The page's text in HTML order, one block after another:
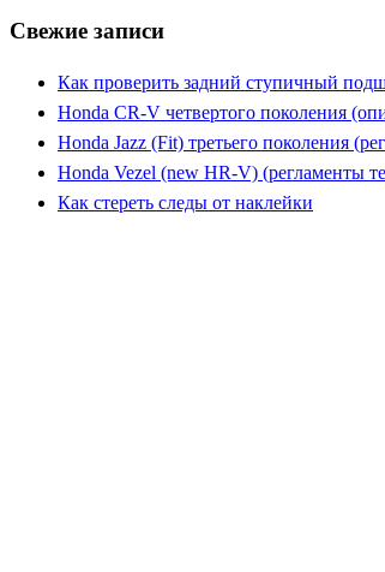
Свежие записи
Как проверить задний ступичный
Honda CR-V четвертого поколения
Honda Jazz (Fit) третьего поколения
Honda Vezel (new HR-V) (регламенты
Как стереть следы от наклейки